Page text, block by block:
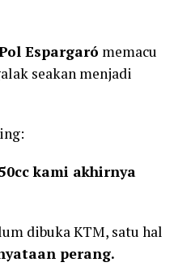
Espargaró memacu
seakan menjadi
kami akhirnya
dibuka KTM, satu hal
perang.